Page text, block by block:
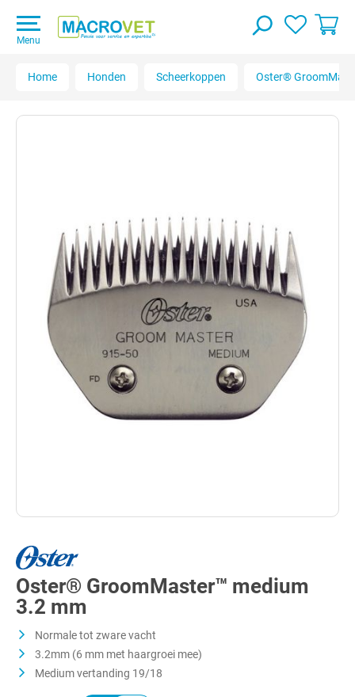
Menu
Home Honden Scheerkoppen Oster®
Oster® GroomMaster™ medium
3.2 mm
Normale tot zware vacht
3.2mm (6 mm met haargroei mee)
Medium vertanding 19/18